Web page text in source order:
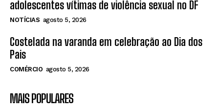
adolescentes vítimas de violência sexual no DF
NOTÍCIAS agosto 5, 2026
Costelada na varanda em celebração ao Dia dos
Pais
COMÉRCIO agosto 5, 2026
MAIS POPULARES